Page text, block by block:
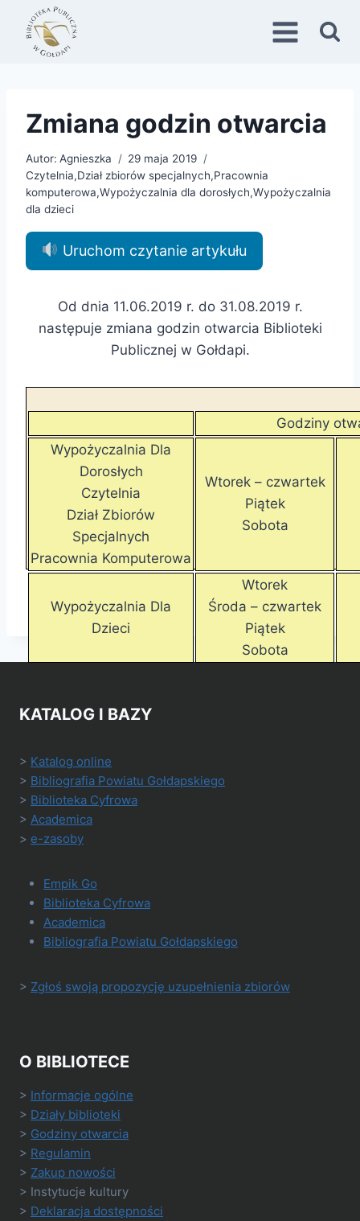
Przejdź
treści
Zmiana godzin otwarcia
Autor: Agnieszka
29 maja 2019
Czytelnia,Dział zbiorów specjalnych,Pracownia
komputerowa,Wypożyczalnia dla dorosłych,Wypożyczalnia
dla dzieci
Uruchom czytanie artykułu
Od dnia 11.06.2019 r. do 31.08.2019 r.
następuje zmiana godzin otwarcia Biblioteki
Publicznej w Gołdapi.
Godziny
Wypożyczalnia Dla
Dorosłych
Czytelnia
Dział Zbiorów
Specjalnych
Pracownia Komputerowa
Wtorek – czwartek
Piątek
Sobota
Wypożyczalnia Dla
Dzieci
Wtorek
Środa – czwartek
Piątek
Sobota
KATALOG I BAZY
> Katalog online
> Bibliografia Powiatu Gołdapskiego
> Biblioteka Cyfrowa
> Academica
> e-zasoby
Empik Go
Biblioteka Cyfrowa
Academica
Bibliografia Powiatu Gołdapskiego
> Zgłoś swoją propozycję uzupełnienia zbiorów
O BIBLIOTECE
> Informacje ogólne
> Działy biblioteki
> Godziny otwarcia
> Regulamin
> Zakup nowości
> Instytucje kultury
> Deklaracja dostępności